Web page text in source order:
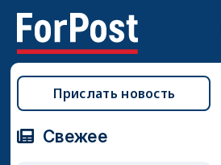
Прислать новость
Свежее